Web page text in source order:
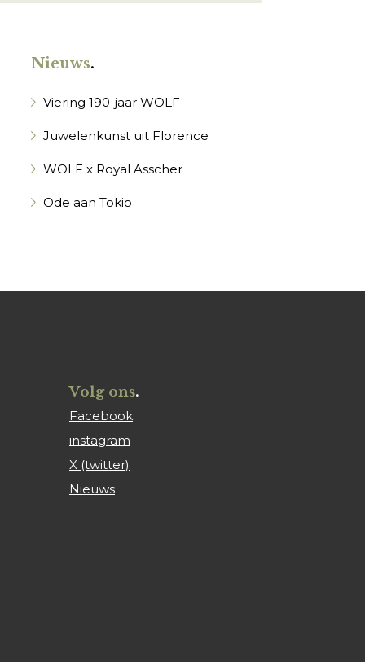
Nieuws.
Viering 190-jaar WOLF
Juwelenkunst uit Florence
WOLF x Royal Asscher
Ode aan Tokio
Volg ons.
Facebook
instagram
X (twitter)
Nieuws